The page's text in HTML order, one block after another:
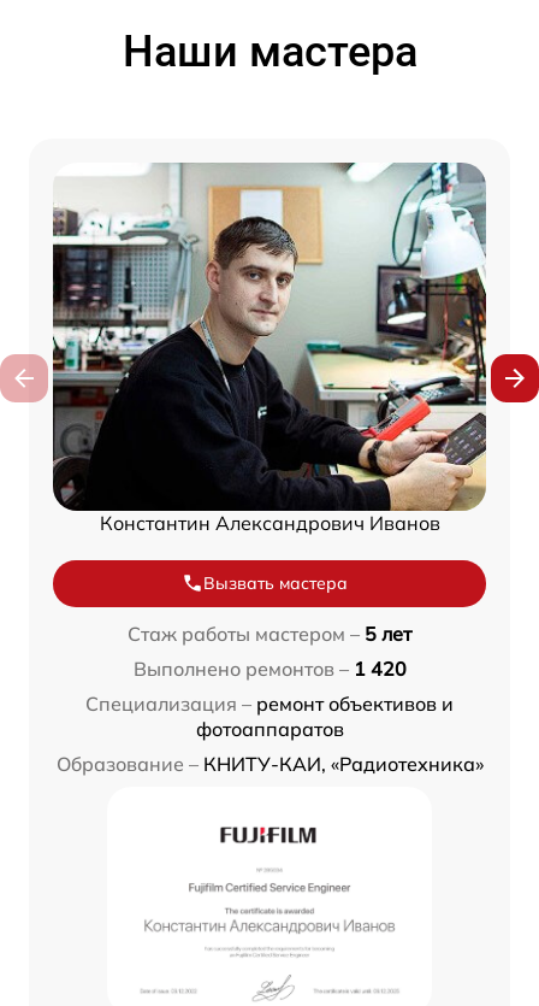
Наши мастера
Константин Александрович Иванов
Вызвать мастера
Стаж работы мастером – 5 лет
Выполнено ремонтов – 1 420
Специализация – ремонт объективов и
фотоаппаратов
Образование – КНИТУ-КАИ, «Радиотехника»